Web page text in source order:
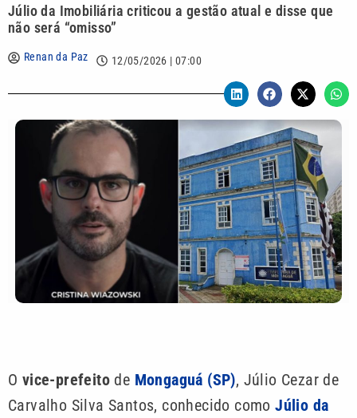
Júlio da Imobiliária criticou a gestão atual e disse que
não será “omisso”
Renan da Paz 12/05/2026 | 07:00
O vice-prefeito de Mongaguá (SP), Júlio Cezar de
Carvalho Silva Santos, conhecido comoJúlio da